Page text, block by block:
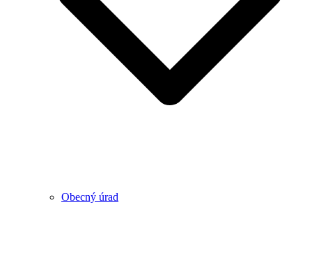
Obecný úrad